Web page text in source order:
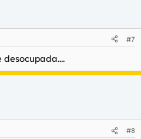
#7
#8